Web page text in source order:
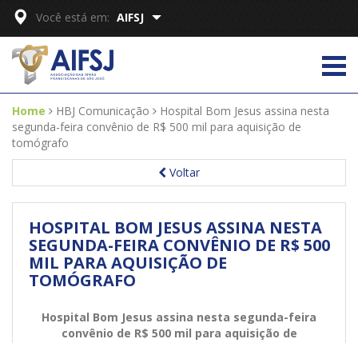
Você está em: AIFSJ
Home HBJ Comunicação
Hospital Bom Jesus assina nesta
segunda-feira convênio de R$ 500 mil para aquisição de
tomógrafo
Voltar
HOSPITAL BOM JESUS ASSINA NESTA
SEGUNDA-FEIRA CONVÊNIO DE R$ 500
MIL PARA AQUISIÇÃO DE
TOMÓGRAFO
Hospital Bom Jesus assina nesta segunda-feira
convênio de R$ 500 mil para aquisição de